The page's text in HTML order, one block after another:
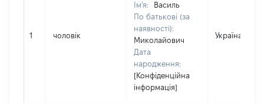
1 чоловік
Ім'я:
Василь
По батькові (за
наявності):
Миколайович
Дата
народження:
[Конфіденційна
інформація]
Україна